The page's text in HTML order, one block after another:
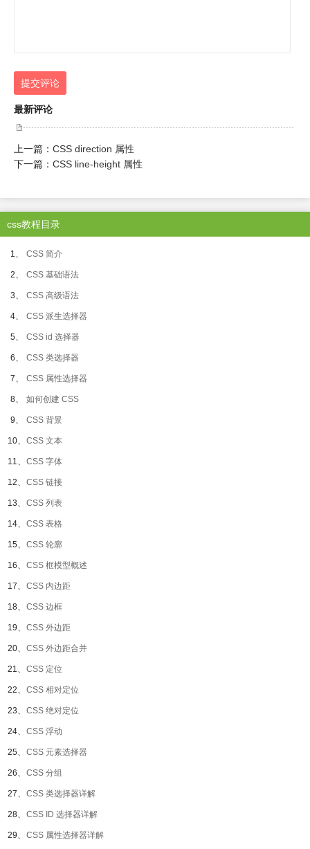
提交评论
最新评论
上一篇： CSS direction 属性
下一篇： CSS line-height 属性
css教程目录
1、 CSS 简介
2、 CSS 基础语法
3、 CSS 高级语法
4、 CSS 派生选择器
5、 CSS id 选择器
6、 CSS 类选择器
7、 CSS 属性选择器
8、 如何创建 CSS
9、 CSS 背景
10、 CSS 文本
11、 CSS 字体
12、 CSS 链接
13、 CSS 列表
14、 CSS 表格
15、 CSS 轮廓
16、 CSS 框模型概述
17、 CSS 内边距
18、 CSS 边框
19、 CSS 外边距
20、 CSS 外边距合并
21、 CSS 定位
22、 CSS 相对定位
23、 CSS 绝对定位
24、 CSS 浮动
25、 CSS 元素选择器
26、 CSS 分组
27、 CSS 类选择器详解
28、 CSS ID 选择器详解
29、 CSS 属性选择器详解